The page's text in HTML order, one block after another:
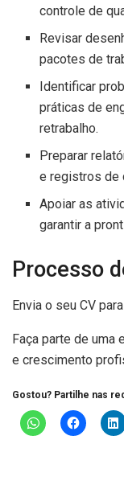
controle de
Revisar
pacotes de
Identificar
práticas de
retrabalho.
Preparar
e registros de
Apoiar as
garantir a
Processo
Envia o seu CV para
Faça parte de uma
e crescimento
Gostou? Partilhe nas